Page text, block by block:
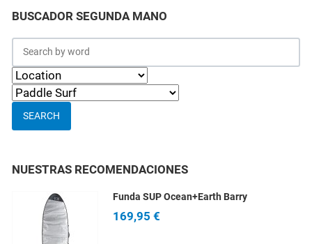
BUSCADOR SEGUNDA MANO
SEARCH
NUESTRAS RECOMENDACIONES
Funda SUP Ocean+Earth Barry
169,95 €